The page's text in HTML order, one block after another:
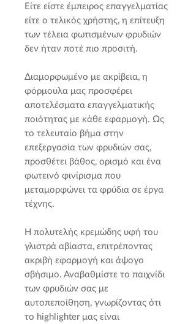
Είτε είστε έμπειρος επαγγελματίας
είτε ο τελικός χρήστης, η επίτευξη
των τέλεια φωτισμένων φρυδιών
δεν ήταν ποτέ πιο προσιτή.
Διαμορφωμένο με ακρίβεια, η
φόρμουλα μας προσφέρει
αποτελέσματα επαγγελματικής
ποιότητας με κάθε εφαρμογή. Ως
το τελευταίο βήμα στην
επεξεργασία των φρυδιών σας,
προσθέτει βάθος, ορισμό και ένα
φωτεινό φινίρισμα που
μεταμορφώνει τα φρύδια σε έργα
τέχνης.
Η πολυτελής κρεμώδης υφή του
γλιστρά αβίαστα, επιτρέποντας
ακριβή εφαρμογή και άψογο
σβήσιμο. Αναβαθμίστε το παιχνίδι
των φρυδιών σας με
αυτοπεποίθηση, γνωρίζοντας ότι
το highlighter μας είναι